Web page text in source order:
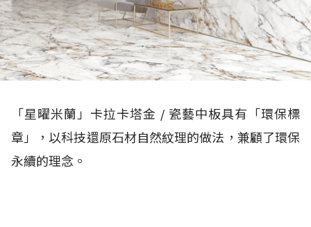
「星曜米蘭」卡拉卡塔金 / 瓷藝中板具有「環保標
章」，以科技還原石材自然紋理的做法，兼顧了環保
永續的理念。